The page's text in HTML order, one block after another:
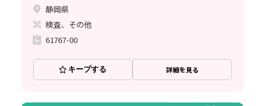
静岡県
検査、その他
61767-00
キープする 詳細を見る